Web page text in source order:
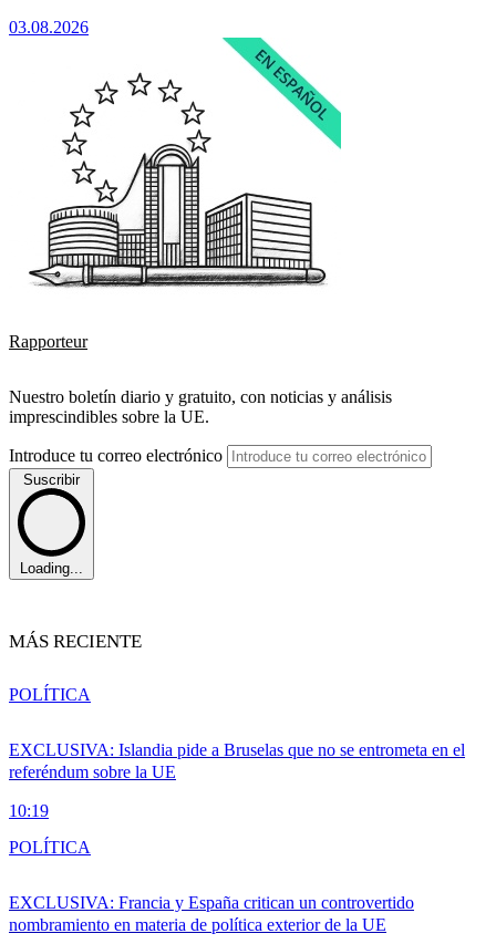
03.08.2026
Rapporteur
Nuestro boletín diario y gratuito, con noticias y análisis
imprescindibles sobre la UE.
Introduce tu correo electrónico
Suscribir
Loading...
MÁS RECIENTE
EXCLUSIVA: Islandia pide a Bruselas que no se entrometa en el
referéndum sobre la UE
10:19
POLÍTICA
EXCLUSIVA: Francia y España critican un controvertido
nombramiento en materia de política exterior de la UE
POLÍTICA